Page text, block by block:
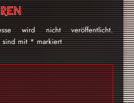
wird nicht veröffentlicht.
sind mit*markiert